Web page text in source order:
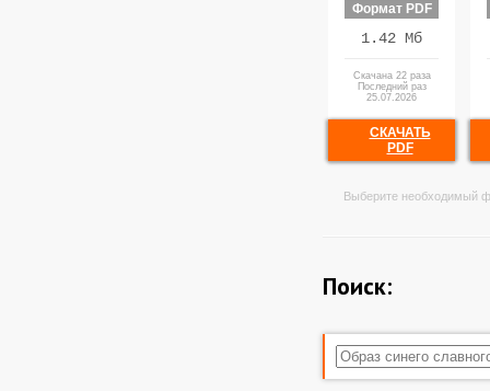
Формат PDF
1.42 Мб
Скачана 22 раза
Последний раз
25.07.2026
СКАЧАТЬ
PDF
Выберите необходимый
Поиск: